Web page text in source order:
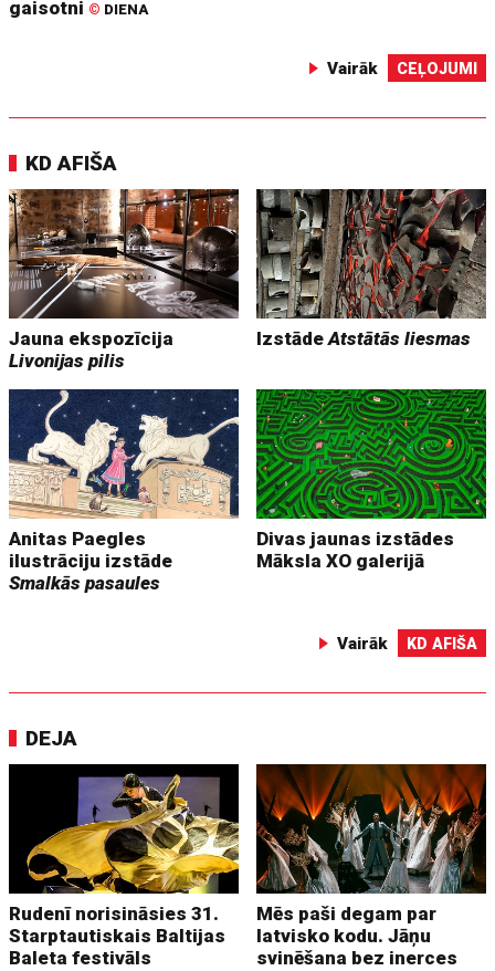
gaisotni © DIENA
Vairāk CEĻOJUMI
KD AFIŠA
Jauna ekspozīcija
Livonijas pilis
IzstādeAtstātās liesmas
Anitas Paegles
ilustrāciju izstāde
Smalkās pasaules
Divas jaunas izstādes
Māksla XO galerijā
Vairāk KD AFIŠA
DEJA
Rudenī norisināsies 31.
Starptautiskais Baltijas
Baleta festivāls
Mēs paši degam par
latvisko kodu. Jāņu
svinēšana bez inerces